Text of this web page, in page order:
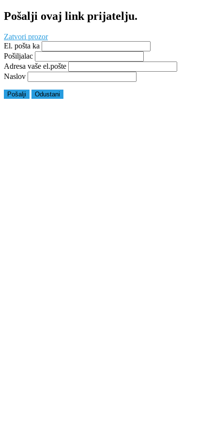
Pošalji ovaj link prijatelju.
Zatvori prozor
El. pošta ka
Pošiljalac
Adresa vaše el.pošte
Naslov
Pošalji Odustani